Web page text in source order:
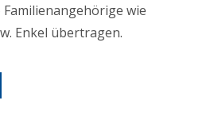
wie
Enkel übertragen.